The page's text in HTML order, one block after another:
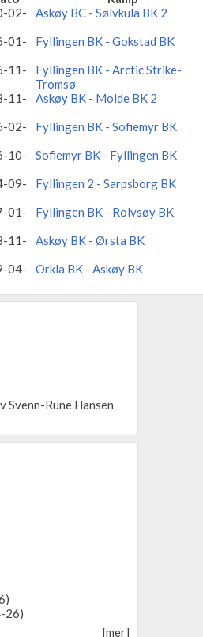
02-
Askøy BC - Sølvkula BK 2
01-
Fyllingen BK - Gokstad BK
11-
Fyllingen BK - Arctic Strike-
Tromsø
11-
Askøy BK - Molde BK 2
02-
Fyllingen BK - Sofiemyr BK
10-
Sofiemyr BK - Fyllingen BK
09-
Fyllingen 2 - Sarpsborg BK
01-
Fyllingen BK - Rolvsøy BK
11-
Askøy BK - Ørsta BK
04-
Orkla BK - Askøy BK
Rune Hansen
26)
[mer]